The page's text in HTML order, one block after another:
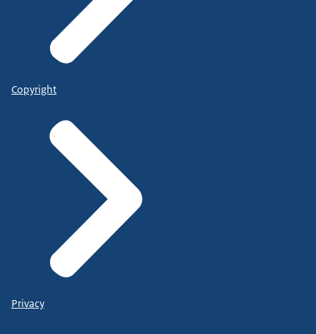
Copyright
Privacy